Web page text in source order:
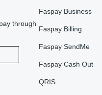
through
Faspay Business
Faspay Billing
Faspay SendMe
Faspay Cash Out
QRIS